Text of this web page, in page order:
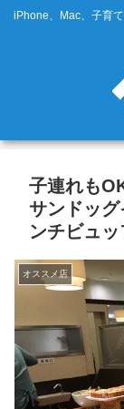
iPhone、Mac、子育
子連れも
サンドッ
ンチビュ
オススメ店